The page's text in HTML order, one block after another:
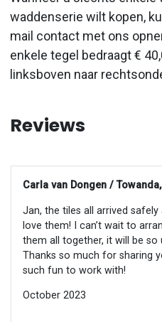
waddenserie wilt kopen,
mail contact met ons
enkele tegel bedraagt €
linksboven naar
Reviews
Carla van Dongen /
Jan, the tiles all arrived safely
love them! I can’t wait to
them all together, it will be so
Thanks so much for sharing
such fun to work with!
October 2023